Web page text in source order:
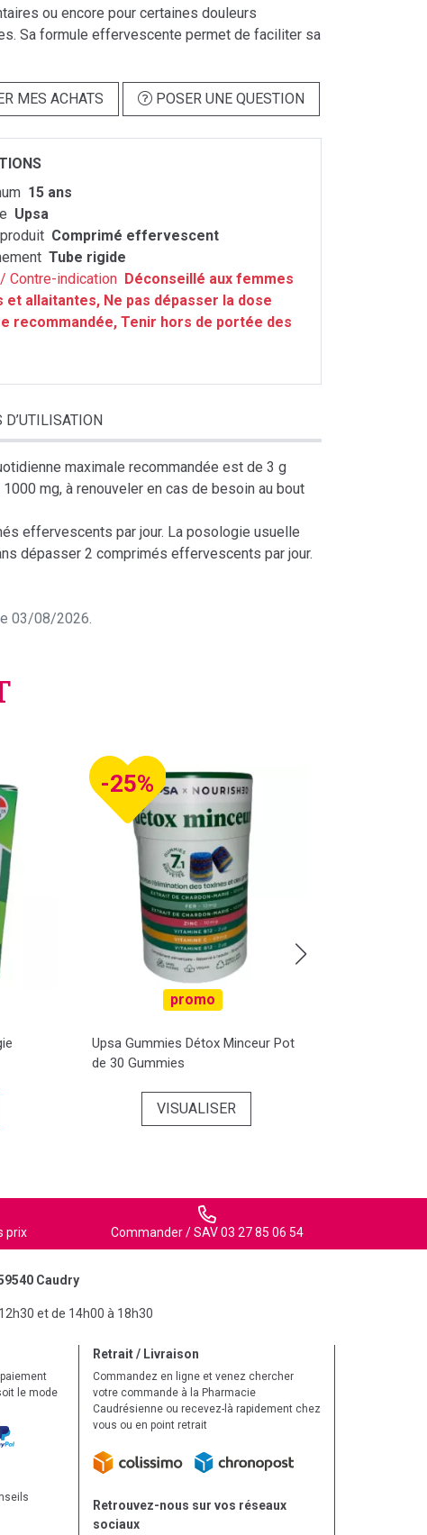
ou encore pour certaines douleurs
Sa formule effervescente permet de faciliter sa
MES ACHATS POSER UNE QUESTION
15 ans
Upsa
Comprimé effervescent
Tube rigide
Contre-indication Déconseillé aux femmes
et allaitantes, Ne pas dépasser la dose
recommandée, Tenir hors de portée des
D’UTILISATION
maximale recommandée est de 3 g
mg, à renouveler en cas de besoin au bout
effervescents par jour. La posologie usuelle
dépasser 2 comprimés effervescents par jour.
03/08/2026.
-25%
promo
Upsa Gummies Détox Minceur Pot
de 30 Gummies
VISUALISER
prix Commander / SAV 03 27 85 06 54
Caudry
et de 14h00 à 18h30
le mode
Retrait / Livraison
Commandez en ligne et venez chercher
votre commande à la Pharmacie
Caudrésienne ou recevez-là rapidement chez
vous ou en point retrait
Retrouvez-nous sur vos réseaux
sociaux